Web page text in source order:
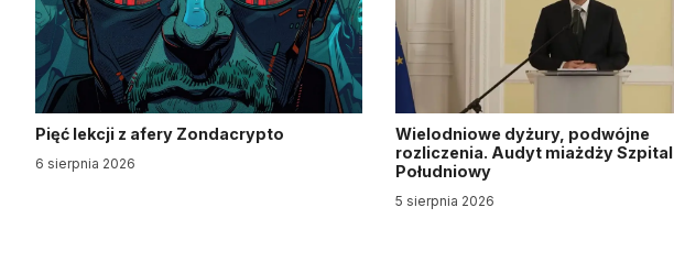
Pięć lekcji z afery Zondacrypto
6 sierpnia 2026
Wielodniowe dyżury, podwójne
rozliczenia. Audyt miażdży Szpital
Południowy
5 sierpnia 2026